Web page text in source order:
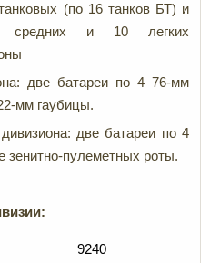
(по 16 танков БТ) и
средних и 10 легких
две батареи по 4 76-мм
мм гаубицы.
две батареи по 4
зенитно-пулеметных роты.
9240